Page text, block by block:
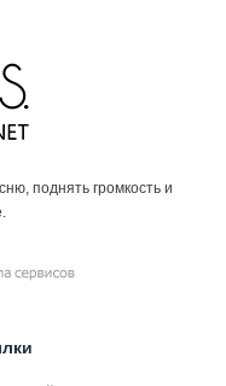
поднять громкость и